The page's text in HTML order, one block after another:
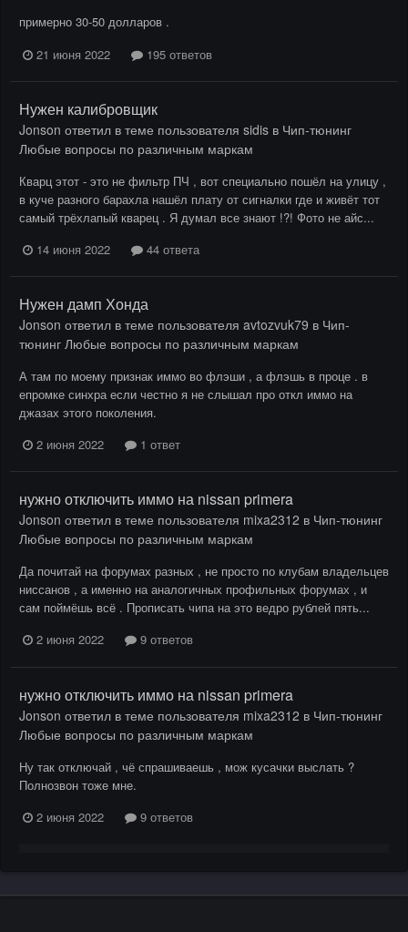
примерно 30-50 долларов .
21 июня 2022
195 ответов
Нужен калибровщик
Jonson ответил в теме пользователя sidis в Чип-тюнинг
Любые вопросы по различным маркам
Кварц этот - это не фильтр ПЧ , вот специально пошёл на улицу ,
в куче разного барахла нашёл плату от сигналки где и живёт тот
самый трёхлапый кварец . Я думал все знают !?! Фото не айс...
14 июня 2022
44 ответа
Нужен дамп Хонда
Jonson ответил в теме пользователя avtozvuk79 в Чип-
тюнинг Любые вопросы по различным маркам
А там по моему признак иммо во флэши , а флэшь в проце . в
епромке синхра если честно я не слышал про откл иммо на
джазах этого поколения.
2 июня 2022
1 ответ
нужно отключить иммо на nissan primera
Jonson ответил в теме пользователя mixa2312 в Чип-тюнинг
Любые вопросы по различным маркам
Да почитай на форумах разных , не просто по клубам владельцев
ниссанов , а именно на аналогичных профильных форумах , и
сам поймёшь всё . Прописать чипа на это ведро рублей пять...
2 июня 2022
9 ответов
нужно отключить иммо на nissan primera
Jonson ответил в теме пользователя mixa2312 в Чип-тюнинг
Любые вопросы по различным маркам
Ну так отключай , чё спрашиваешь , мож кусачки выслать ?
Полнозвон тоже мне.
2 июня 2022
9 ответов